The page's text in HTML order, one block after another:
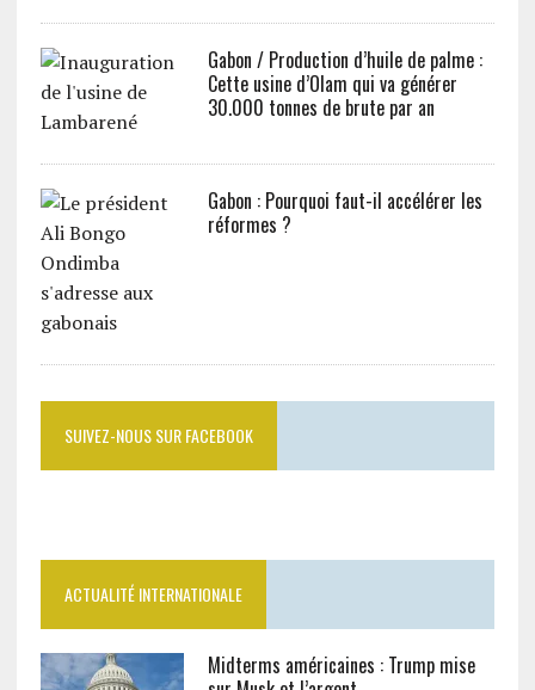
Gabon / Production d’huile de palme :
Cette usine d’Olam qui va générer
30.000 tonnes de brute par an
Gabon : Pourquoi faut-il accélérer les
réformes ?
SUIVEZ-NOUS SUR FACEBOOK
ACTUALITÉ INTERNATIONALE
Midterms américaines : Trump mise